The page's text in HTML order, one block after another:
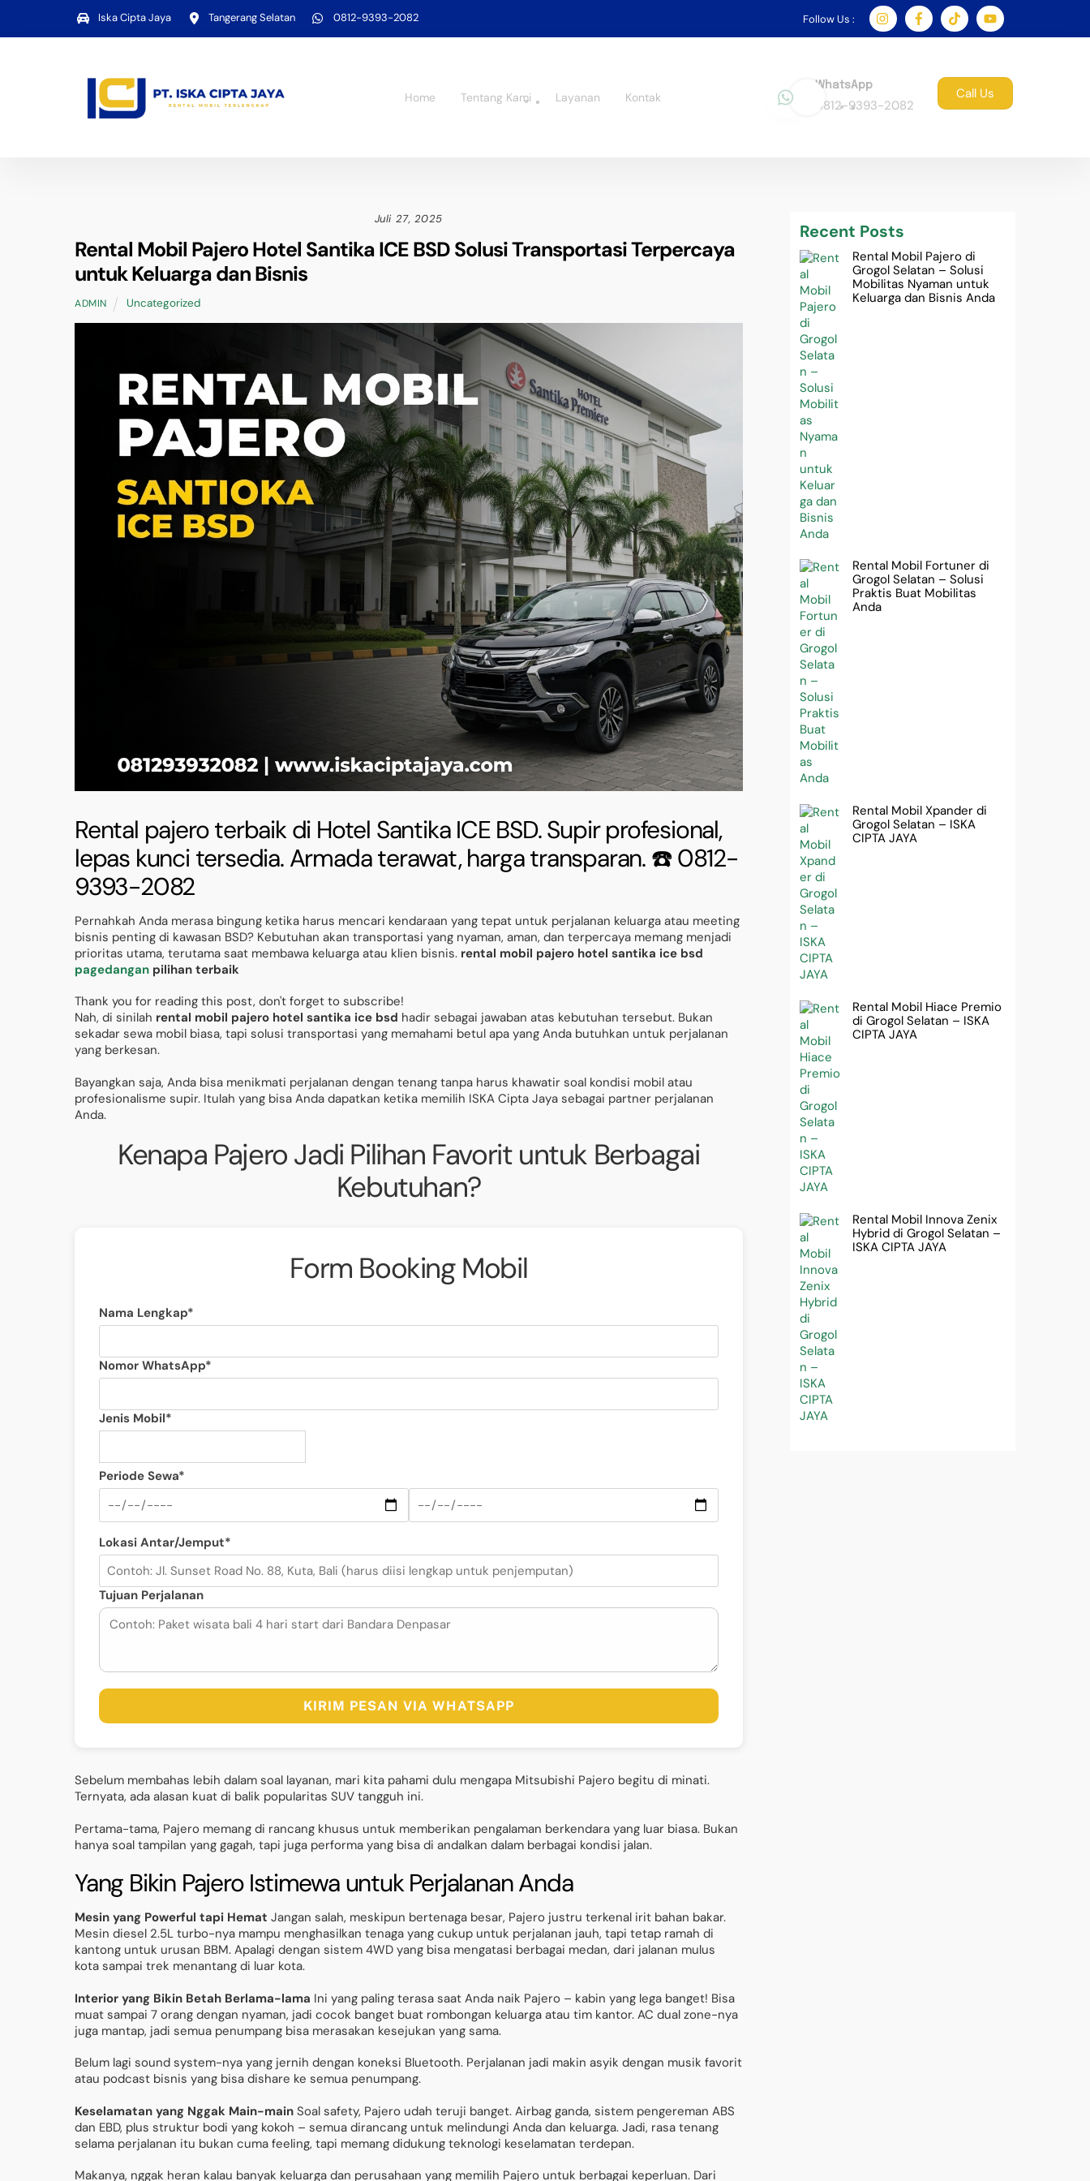
content
Iska Cipta Jaya Tangerang Selatan 0812-9393-2082 Follow Us :
Home Tentang Kami Layanan Kontak
WhatsApp
0812-9393-2082
Call Us
Juli 27, 2025
Rental Mobil Pajero Hotel Santika ICE BSD Solusi Transportasi Terpercaya
untuk Keluarga dan Bisnis
ADMIN Uncategorized
Rental pajero terbaik di Hotel Santika ICE BSD. Supir profesional,
lepas kunci tersedia. Armada terawat, harga transparan. ☎️ 0812-
9393-2082
Pernahkah Anda merasa bingung ketika harus mencari kendaraan yang tepat untuk perjalanan keluarga atau meeting
bisnis penting di kawasan BSD? Kebutuhan akan transportasi yang nyaman, aman, dan terpercaya memang menjadi
prioritas utama, terutama saat membawa keluarga atau klien bisnis. rental mobil pajero hotel santika ice bsd
pagedangan pilihan terbaik
Thank you for reading this post, don't forget to subscribe!
Nah, di sinilah rental mobil pajero hotel santika ice bsd hadir sebagai jawaban atas kebutuhan tersebut. Bukan
sekadar sewa mobil biasa, tapi solusi transportasi yang memahami betul apa yang Anda butuhkan untuk perjalanan
yang berkesan.
Bayangkan saja, Anda bisa menikmati perjalanan dengan tenang tanpa harus khawatir soal kondisi mobil atau
profesionalisme supir. Itulah yang bisa Anda dapatkan ketika memilih ISKA Cipta Jaya sebagai partner perjalanan
Anda.
Kenapa Pajero Jadi Pilihan Favorit untuk Berbagai
Kebutuhan?
Form Booking Mobil
Nama Lengkap*
Nomor WhatsApp*
Jenis Mobil*
Periode Sewa*
Lokasi Antar/Jemput*
Tujuan Perjalanan
KIRIM PESAN VIA WHATSAPP
Sebelum membahas lebih dalam soal layanan, mari kita pahami dulu mengapa Mitsubishi Pajero begitu di minati.
Ternyata, ada alasan kuat di balik popularitas SUV tangguh ini.
Pertama-tama, Pajero memang di rancang khusus untuk memberikan pengalaman berkendara yang luar biasa. Bukan
hanya soal tampilan yang gagah, tapi juga performa yang bisa di andalkan dalam berbagai kondisi jalan.
Yang Bikin Pajero Istimewa untuk Perjalanan Anda
Mesin yang Powerful tapi Hemat Jangan salah, meskipun bertenaga besar, Pajero justru terkenal irit bahan bakar.
Mesin diesel 2.5L turbo-nya mampu menghasilkan tenaga yang cukup untuk perjalanan jauh, tapi tetap ramah di
kantong untuk urusan BBM. Apalagi dengan sistem 4WD yang bisa mengatasi berbagai medan, dari jalanan mulus
kota sampai trek menantang di luar kota.
Interior yang Bikin Betah Berlama-lama Ini yang paling terasa saat Anda naik Pajero – kabin yang lega banget! Bisa
muat sampai 7 orang dengan nyaman, jadi cocok banget buat rombongan keluarga atau tim kantor. AC dual zone-nya
juga mantap, jadi semua penumpang bisa merasakan kesejukan yang sama.
Belum lagi sound system-nya yang jernih dengan koneksi Bluetooth. Perjalanan jadi makin asyik dengan musik favorit
atau podcast bisnis yang bisa dishare ke semua penumpang.
Keselamatan yang Nggak Main-main Soal safety, Pajero udah teruji banget. Airbag ganda, sistem pengereman ABS
dan EBD, plus struktur bodi yang kokoh – semua dirancang untuk melindungi Anda dan keluarga. Jadi, rasa tenang
selama perjalanan itu bukan cuma feeling, tapi memang didukung teknologi keselamatan terdepan.
Makanya, nggak heran kalau banyak keluarga dan perusahaan yang memilih Pajero untuk berbagai keperluan. Dari
Recent Posts
Rental Mobil Pajero di
Grogol Selatan – Solusi
Mobilitas Nyaman untuk
Keluarga dan Bisnis Anda
Rental Mobil Fortuner di
Grogol Selatan – Solusi
Praktis Buat Mobilitas
Anda
Rental Mobil Xpander di
Grogol Selatan – ISKA
CIPTA JAYA
Rental Mobil Hiace Premio
di Grogol Selatan – ISKA
CIPTA JAYA
Rental Mobil Innova Zenix
Hybrid di Grogol Selatan –
ISKA CIPTA JAYA